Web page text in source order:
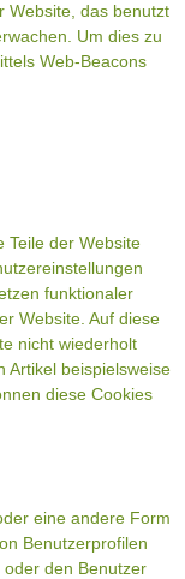
Website, das benutzt
Um dies zu
Web-Beacons
Teile der Website
funktionaler
Website. Auf diese
nicht wiederholt
Artikel beispielsweise
diese Cookies
eine andere Form
Benutzerprofilen
den Benutzer